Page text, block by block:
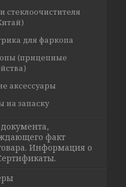
стеклоочистителя
для фаркопа
(прицепные
аксессуары
на запаску
факт
Информация о